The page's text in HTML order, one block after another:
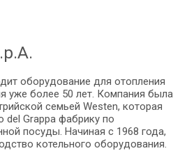
оборудование для отопления
уже более 50 лет. Компания была
семьей Westen, которая
del Grappa фабрику по
посуды. Начиная с 1968 года,
котельного оборудования.